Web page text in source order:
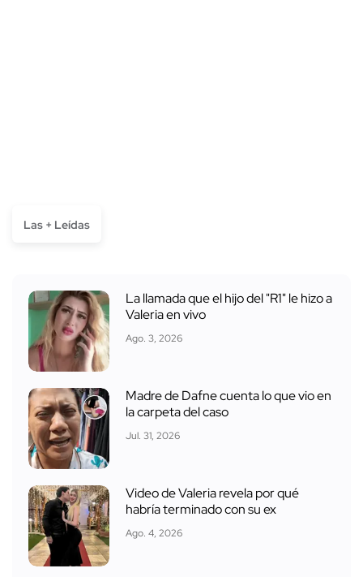
Las + Leídas
La llamada que el hijo del "R1" le hizo a
Valeria en vivo
Ago. 3, 2026
Madre de Dafne cuenta lo que vio en
la carpeta del caso
Jul. 31, 2026
Video de Valeria revela por qué
habría terminado con su ex
Ago. 4, 2026